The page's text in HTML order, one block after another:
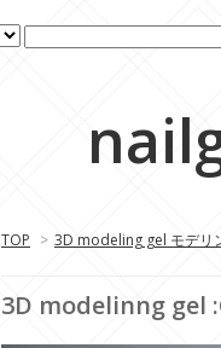
TOP > 3D modeling gel モデリ
3D modelinng gel